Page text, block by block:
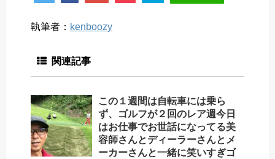
執筆者： kenboozy
関連記事
この１週間は自転車には乗ら
ず、ゴルフが２回のレア週今日
はお仕事でお世話になってる美
容師さんとディーラーさんとメ
ーカーさんと一緒に笑いすぎゴ